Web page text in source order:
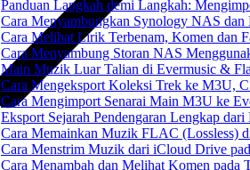
Panduan Langkah demi Langkah:
Cara Menyambungkan Synology NAS
Cara Melihat Lirik Terbenam, Komen dan
Cara Menyambung Storan NAS
Main Muzik Luar Talian di Evermusic &
Cara Mengeksport Koleksi Trek ke M3U,
Cara Mengimport Senarai Main M3U ke
Eksport Sejarah Pendengaran Lengkap
Cara Memainkan Muzik FLAC (Lossless)
Cara Menstrim Muzik dari iCloud Drive
Cara Menambah dan Melihat Komen pada